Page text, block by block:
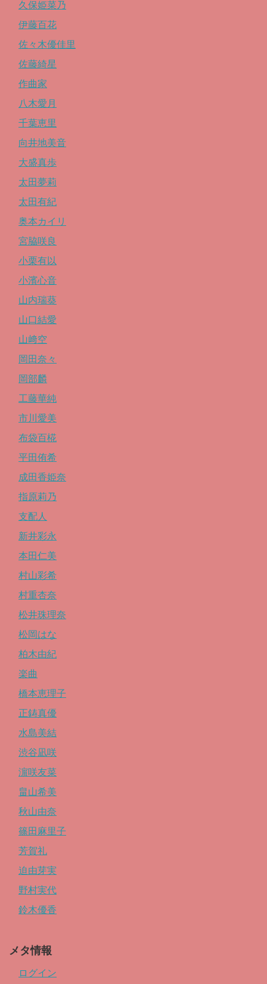
久保姫菜乃
伊藤百花
佐々木優佳里
佐藤綺星
作曲家
八木愛月
千葉恵里
向井地美音
大盛真歩
太田夢莉
太田有紀
奥本カイリ
宮脇咲良
小栗有以
小濱心音
山内瑞葵
山口結愛
山﨑空
岡田奈々
岡部麟
工藤華純
市川愛美
布袋百椛
平田侑希
成田香姫奈
指原莉乃
支配人
新井彩永
本田仁美
村山彩希
村重杏奈
松井珠理奈
松岡はな
柏木由紀
楽曲
橋本恵理子
正鋳真優
水島美結
渋谷凪咲
濵咲友菜
畠山希美
秋山由奈
篠田麻里子
芳賀礼
迫由芽実
野村実代
鈴木優香
メタ情報
ログイン